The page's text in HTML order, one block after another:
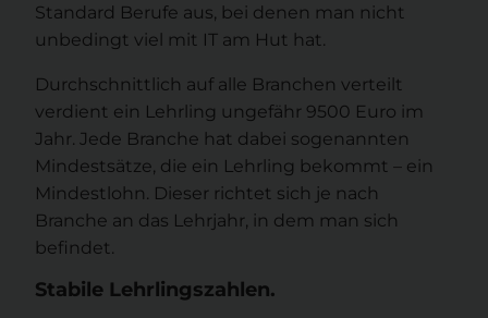
Standard Berufe aus, bei denen man nicht
unbedingt viel mit IT am Hut hat.
Durchschnittlich auf alle Branchen verteilt
verdient ein Lehrling ungefähr 9500 Euro im
Jahr. Jede Branche hat dabei sogenannten
Mindestsätze, die ein Lehrling bekommt – ein
Mindestlohn. Dieser richtet sich je nach
Branche an das Lehrjahr, in dem man sich
befindet.
Stabile Lehrlingszahlen.